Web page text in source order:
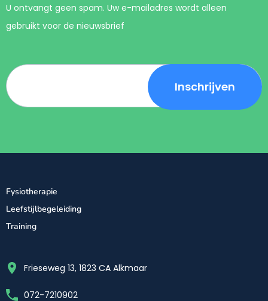
U ontvangt geen spam. Uw e-mailadres wordt alleen
gebruikt voor de nieuwsbrief
Fysiotherapie
Leefstijlbegeleiding
Training
Frieseweg 13, 1823 CA Alkmaar
072-7210902